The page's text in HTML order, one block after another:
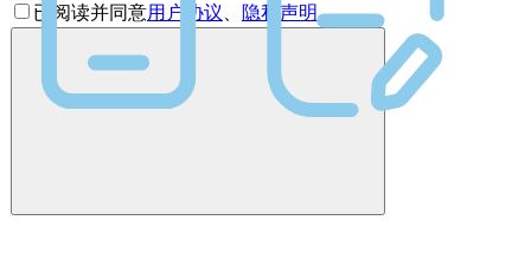
已阅读并同意用户协议 隐私声明